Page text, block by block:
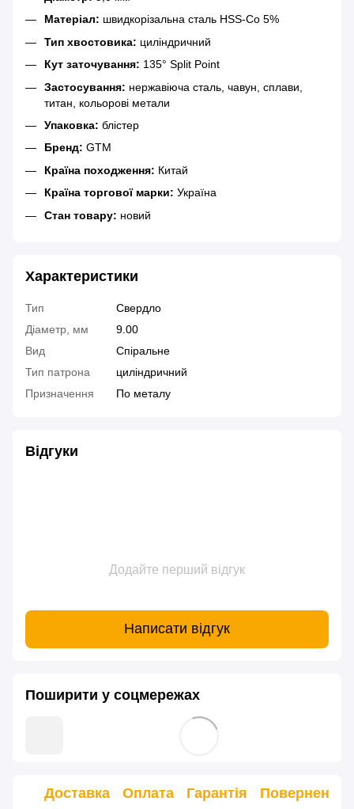
Матеріал: швидкорізальна сталь HSS-Co 5%
Тип хвостовика: циліндричний
Кут заточування: 135° Split Point
Застосування: нержавіюча сталь, чавун, сплави,
титан, кольорові метали
Упаковка: блістер
Бренд: GTM
Країна походження: Китай
Країна торгової марки: Україна
Стан товару: новий
Характеристики
Тип
Свердло
Діаметр, мм
9.00
Вид
Спіральне
Тип патрона
циліндричний
Призначення
По металу
Відгуки
Додайте перший відгук
Написати відгук
Поширити у соцмережах
Доставка Оплата Гарантія Повернення